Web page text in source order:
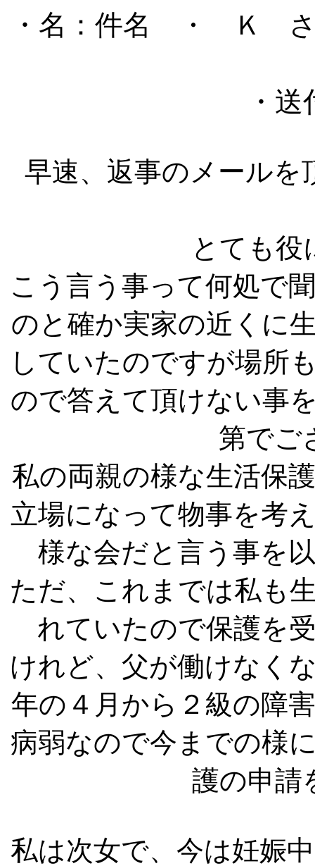
・名：件名 ・ Ｋ さ
・
早速、返事のメール
とても役
こう言う事って何処で
のと確か実家の近くに
していたのですが場所
ので答えて頂けない事
第でご
私の両親の様な生活保
立場になって物事を考
様な会だと言う事を
ただ、これまでは私も
れていたので保護を
けれど、父が働けなく
年の４月から２級の障
病弱なので今までの様
護の申請
私は次女で、今は妊娠